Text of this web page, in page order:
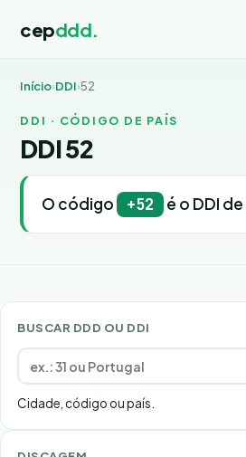
cepddd.
Início›DDI›52
DDI · CÓDIGO DE PAÍS
DDI 52
O código +52 é o DDI de
BUSCAR DDD OU DDI
Cidade, código ou país.